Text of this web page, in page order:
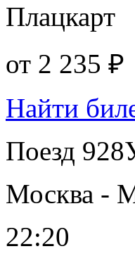
Плацкарт
от 2 235 ₽
Найти
Поезд
Москва -
22:20